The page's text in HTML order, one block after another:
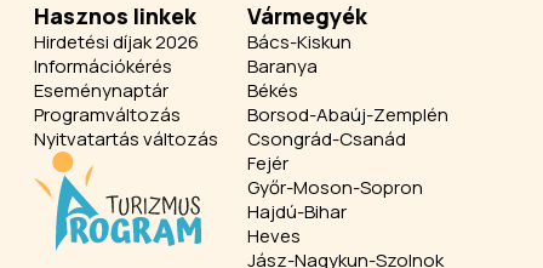
Hasznos linkek
Hirdetési díjak 2026
Információkérés
Eseménynaptár
Programváltozás
Nyitvatartás változás
Vármegyék
Bács-Kiskun
Baranya
Békés
Borsod-Abaúj-Zemplén
Csongrád-Csanád
Fejér
Győr-Moson-Sopron
Hajdú-Bihar
Heves
Jász-Nagykun-Szolnok